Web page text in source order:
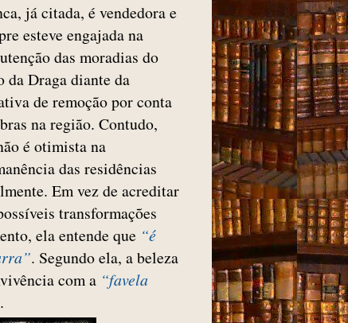
já citada, é vendedora e
esteve engajada na
das moradias do
da Draga diante da
de remoção por conta
na região. Contudo,
é otimista na
das residências
Em vez de acreditar
transformações
ela entende que “é
. Segundo ela, a beleza
com a “favela